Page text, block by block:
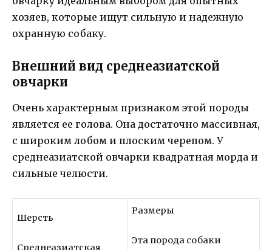
хозяев, которые ищут сильную и надежную
охранную собаку.
Внешний вид среднеазиатской
овчарки
Очень характерным признаком этой породы
является ее голова. Она достаточно массивная,
с широким лобом и плоским черепом. У
среднеазиатской овчарки квадратная морда и
сильные челюсти.
Шерсть
Среднеазиатская
Размеры
Эта порода собаки